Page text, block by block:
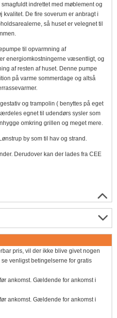
indrettet med møblement og
kvalitet. De fire soverum er anbragt i
så huset er velegnet til
til opvarmning af
energiomkostningerne væsentligt, og
af resten af huset. Denne pumpe
på varme sommerdage og altså
og trampolin ( benyttes på eget
egnet til udendørs sysler som
omkring grillen og meget mere.
by som til hav og strand.
Derudover kan der lades fra CEE
pris, vil der ikke blive givet nogen
venligst betingelserne for gratis
ankomst. Gældende for ankomst i
ankomst. Gældende for ankomst i